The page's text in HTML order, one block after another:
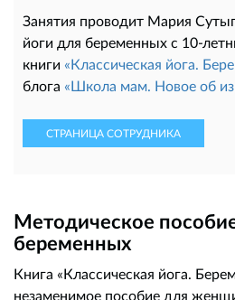
Занятия проводит Мария
йоги для беременных с 10-
книги «Классическая йога.
блога «Школа мам. Новое об
СТРАНИЦА СОТРУДНИКА
Методическое
беременных
Книга «Классическая йога.
незаменимое пособие для